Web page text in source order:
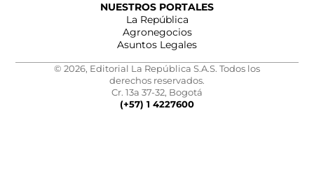
NUESTROS PORTALES
La República
Agronegocios
Asuntos Legales
© 2026, Editorial La República S.A.S. Todos los
derechos reservados.
Cr. 13a 37-32, Bogotá
(+57) 1 4227600